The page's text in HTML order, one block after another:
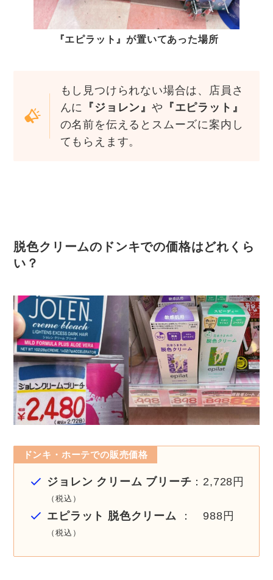
『エピラット』が置いてあった場所
もし見つけられない場合は、店員さ
んに
『ジョレン』や 『エピラット』
の名前を伝えるとスムーズに案内し
てもらえます。
脱色クリームのドンキでの価格はどれくら
い？
ドンキ・ホーテでの販売価格
ジョレン クリーム ブリーチ ：2,728円
（税込）
エピラット 脱色クリーム ： 988円
（税込）